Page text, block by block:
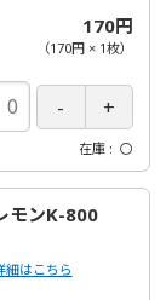
170円
（170円× 1枚）
在庫 〇
モンK-800
細はこちら